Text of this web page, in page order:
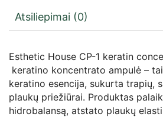
Atsiliepimai (0)
Esthetic House CP-1 keratin
keratino koncentrato ampulė –
keratino esencija, sukurta trapių,
plaukų priežiūrai. Produktas
hidrobalansą, atstato plaukų